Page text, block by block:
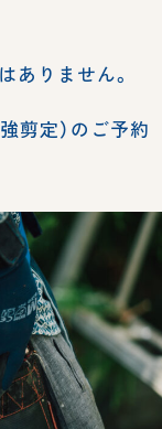
ありません。
剪定）のご予約